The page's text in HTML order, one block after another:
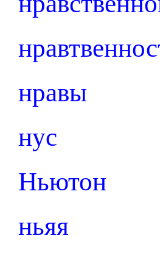
нравы
нус
Ньютон
ньяя